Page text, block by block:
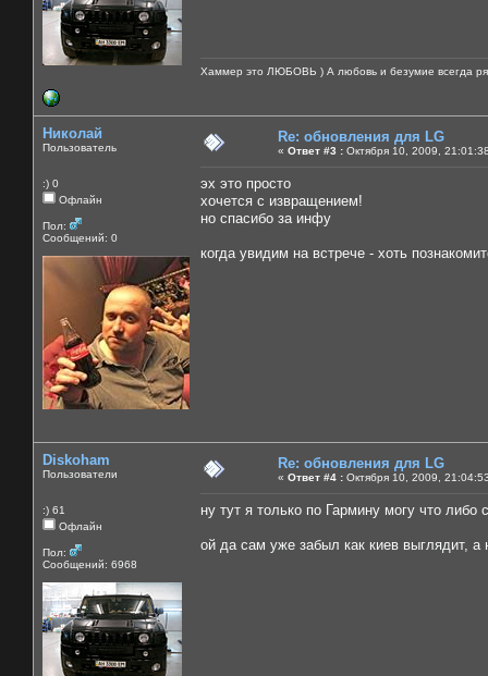
Хаммер это ЛЮБОВЬ ) А любовь и безумие всегда
Николай
Пользователь
:) 0
Офлайн
Пол:
Сообщений: 0
Re: обновления для LG
« Ответ #3 : Октября 10, 2009,
эх это просто
хочется с извращением!
но спасибо за инфу
когда увидим на встрече - хоть
Diskoham
Пользователи
:) 61
Офлайн
Пол:
Сообщений: 6968
Re: обновления для LG
« Ответ #4 : Октября 10, 2009,
ну тут я только по Гармину могу что
ой да сам уже забыл как киев выглядит,